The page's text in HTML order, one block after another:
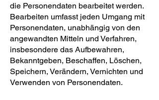
die Personendaten bearbeitet werden.
Bearbeiten umfasst jeden Umgang mit
Personendaten, unabhängig von den
angewandten Mitteln und Verfahren,
insbesondere das Aufbewahren,
Bekanntgeben, Beschaffen, Löschen,
Speichern, Verändern, Vernichten und
Verwenden von Personendaten.